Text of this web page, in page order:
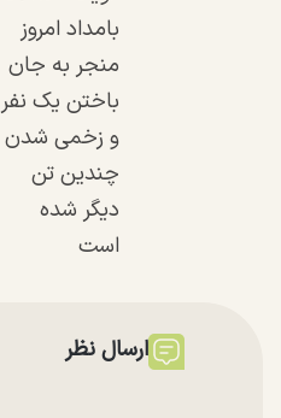
بامداد امروز
منجر به جان
باختن یک نفر
و زخمی شدن
چندین تن
دیگر شده
است
ارسال نظر